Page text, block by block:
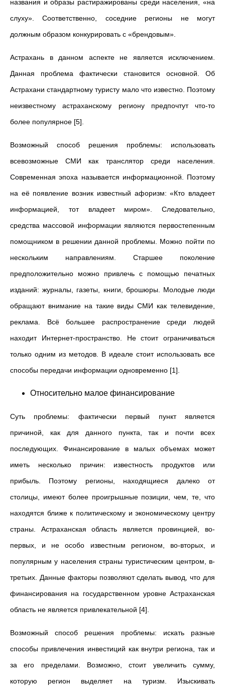
названия и образы растиражированы среди населения, «на
слуху». Соответственно, соседние регионы не могут
должным образом конкурировать с «брендовым».
Астрахань в данном аспекте не является исключением.
Данная проблема фактически становится основной. Об
Астрахани стандартному туристу мало что известно. Поэтому
неизвестному астраханскому региону предпочтут что-то
более популярное [5].
Возможный способ решения проблемы: использовать
всевозможные СМИ как транслятор среди населения.
Современная эпоха называется информационной. Поэтому
на её появление возник известный афоризм: «Кто владеет
информацией, тот владеет миром». Следовательно,
средства массовой информации являются первостепенным
помощником в решении данной проблемы. Можно пойти по
нескольким направлениям. Старшее поколение
предположительно можно привлечь с помощью печатных
изданий: журналы, газеты, книги, брошюры. Молодые люди
обращают внимание на такие виды СМИ как телевидение,
реклама. Всё большее распространение среди людей
находит Интернет-пространство. Не стоит ограничиваться
только одним из методов. В идеале стоит использовать все
способы передачи информации одновременно [1].
Относительно малое финансирование
Суть проблемы: фактически первый пункт является
причиной, как для данного пункта, так и почти всех
последующих. Финансирование в малых объемах может
иметь несколько причин: известность продуктов или
прибыль. Поэтому регионы, находящиеся далеко от
столицы, имеют более проигрышные позиции, чем, те, что
находятся ближе к политическому и экономическому центру
страны. Астраханская область является провинцией, во-
первых, и не особо известным регионом, во-вторых, и
популярным у населения страны туристическим центром, в-
третьих. Данные факторы позволяют сделать вывод, что для
финансирования на государственном уровне Астраханская
область не является привлекательной [4].
Возможный способ решения проблемы: искать разные
способы привлечения инвестиций как внутри региона, так и
за его пределами. Возможно, стоит увеличить сумму,
которую регион выделяет на туризм. Изыскивать